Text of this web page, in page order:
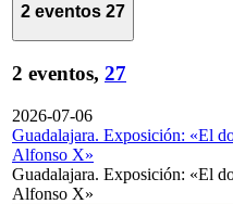
2 eventos 27
2 eventos, 27
2026-07-06
Guadalajara. Exposición: «El
Alfonso X»
Guadalajara. Exposición: «El
Alfonso X»